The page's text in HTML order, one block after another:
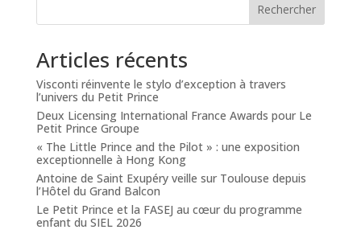
Rechercher
Articles récents
Visconti réinvente le stylo d’exception à travers
l’univers du Petit Prince
Deux Licensing International France Awards pour Le
Petit Prince Groupe
« The Little Prince and the Pilot » : une exposition
exceptionnelle à Hong Kong
Antoine de Saint Exupéry veille sur Toulouse depuis
l’Hôtel du Grand Balcon
Le Petit Prince et la FASEJ au cœur du programme
enfant du SIEL 2026